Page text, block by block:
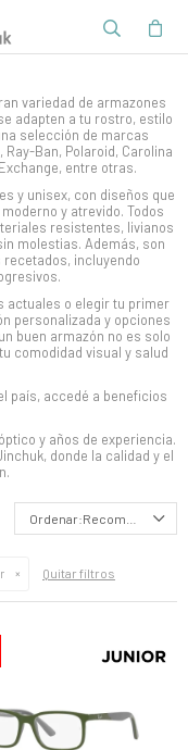
variedad de armazones
adapten a tu rostro, estilo
selección de marcas
Ban, Polaroid, Carolina
entre otras.
y unisex, con diseños que
y atrevido. Todos
resistentes, livianos
molestias. Además, son
incluyendo
actuales o elegir tu primer
personalizada y opciones
buen armazón no es solo
comodidad visual y salud
país, accedé a beneficios
y años de experiencia.
donde la calidad y el
Recomendados
Quitar filtros